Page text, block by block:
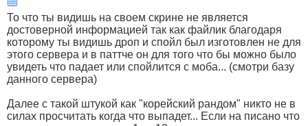
То что ты видишь на своем скрине не является
достоверной информацией так как файлик благодаря
которому ты видишь дроп и спойл был изготовлен не для
этого сервера и в паттче он для того что бы можно было
увидеть что падает или спойлится с моба... (смотри базу
данного сервера)
Далее с такой штукой как "корейский рандом" никто не в
силах просчитать когда что выпадет... Если на писано что